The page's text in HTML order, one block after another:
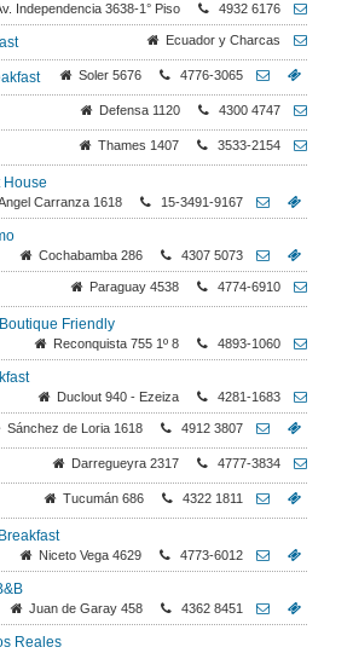
Independencia 3638-1° Piso 4932 6176
Ecuador y Charcas
Soler 5676 4776-3065
Defensa 1120 4300 4747
Thames 1407 3533-2154
House
Carranza 1618 15-3491-9167
Cochabamba 286 4307 5073
Paraguay 4538 4774-6910
Friendly
Reconquista 755 1º 8 4893-1060
Duclout 940 - Ezeiza 4281-1683
Sánchez de Loria 1618 4912 3807
Darregueyra 2317 4777-3834
Tucumán 686 4322 1811
Niceto Vega 4629 4773-6012
Juan de Garay 458 4362 8451
Reales